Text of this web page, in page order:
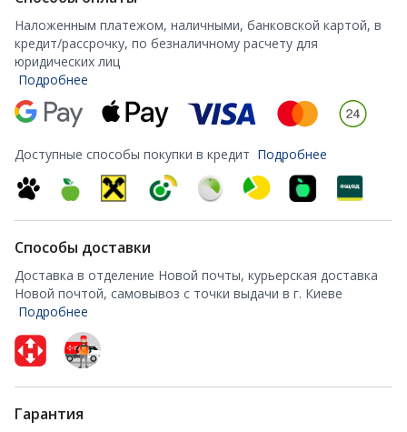
Наложенным платежом, наличными, банковской картой, в
кредит/рассрочку, по безналичному расчету для
юридических лиц
Подробнее
Доступные способы покупки в кредит Подробнее
Способы доставки
Доставка в отделение Новой почты, курьерская доставка
Новой почтой, самовывоз с точки выдачи в г. Киеве
Подробнее
Гарантия